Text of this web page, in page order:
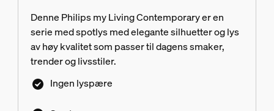
Denne Philips my Living Contemporary er en
serie med spotlys med elegante silhuetter og lys
av høy kvalitet som passer til dagens smaker,
trender og livsstiler.
Ingen lyspære